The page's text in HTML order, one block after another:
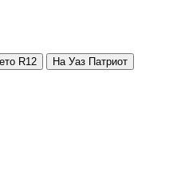
R12 На Уаз Патриот